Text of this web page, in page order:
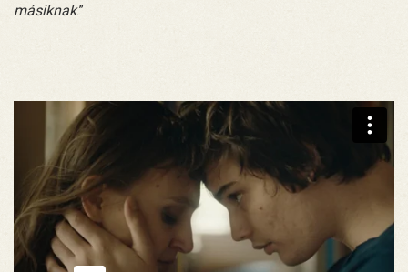
másiknak.”